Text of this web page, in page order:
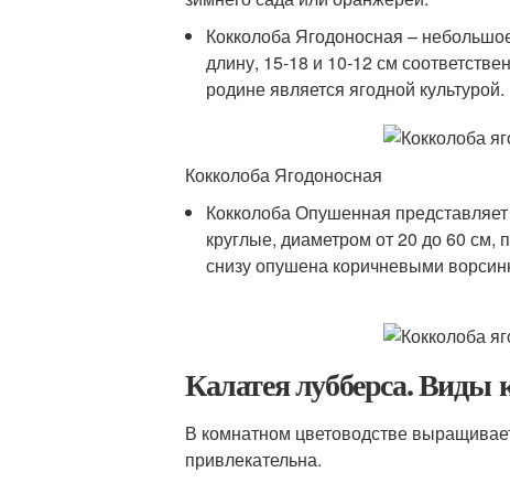
Кокколоба Ягодоносная –
длину, 15-18 и 10-12 см
родине является ягодной культурой.
Кокколоба Ягодоносная
Кокколоба Опушенная
круглые, диаметром от 20 до 60 см,
снизу опушена коричневыми
Калатея лубберса. Виды
В комнатном цветоводстве
привлекательна.